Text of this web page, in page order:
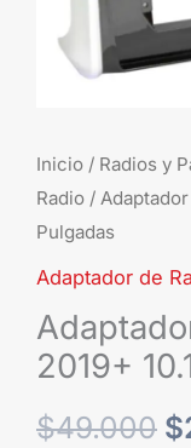
Inicio / Radios y
Radio / Adaptador
Pulgadas
Adaptador de
2019+
$49.000 $